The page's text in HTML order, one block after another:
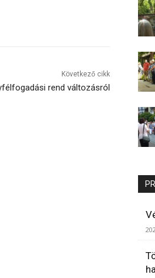
Következő cikk
rend változásról